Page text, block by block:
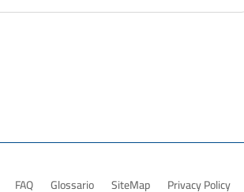
FAQ Glossario SiteMap Privacy Policy